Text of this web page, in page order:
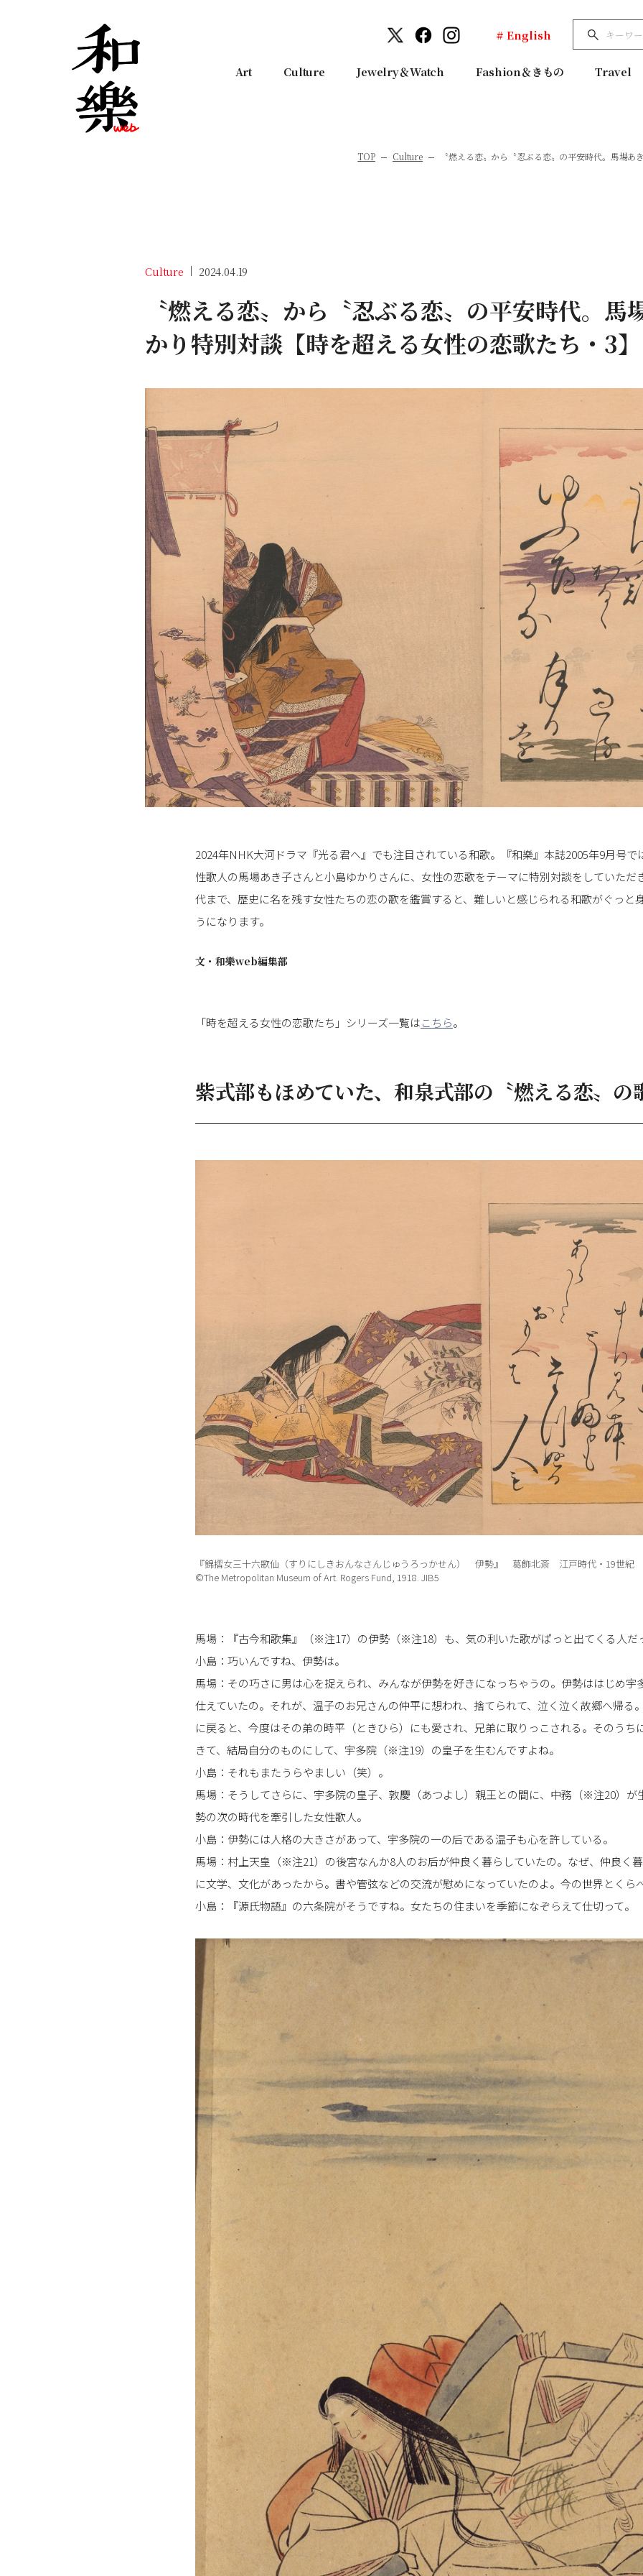
# English
Art Culture Jewelry＆Watch Fashion＆きもの Travel
TOP Culture 〝燃える恋〟から〝忍ぶる恋〟の平安時代。馬場
Culture 2024.04.19
〝燃える恋〟から〝忍ぶる恋〟の平安時代。
かり特別対談【時を超える女性の恋歌たち・3】
2024年NHK大河ドラマ『光る君へ』でも注目されている和歌。『和樂』本誌2005年9月号
性歌人の馬場あき子さんと小島ゆかりさんに、女性の恋歌をテーマに特別対談をしていただ
代まで、歴史に名を残す女性たちの恋の歌を鑑賞すると、難しいと感じられる和歌がぐっと
うになります。
文・ 和樂web編集部
「時を超える女性の恋歌たち」シリーズ一覧はこちら。
紫式部もほめていた、和泉式部の〝燃える恋〟の
『錦摺女三十六歌仙（すりにしきおんなさんじゅうろっかせん） 伊勢』 葛飾北斎 江戸時代・19世
©The Metropolitan Museum of Art. Rogers Fund, 1918. JIB5
馬場：『古今和歌集』（※注17）の伊勢（※注18）も、気の利いた歌がぱっと出てくる人だ
小島：巧いんですね、伊勢は。
馬場：その巧さに男は心を捉えられ、みんなが伊勢を好きになっちゃうの。伊勢ははじめ宇
仕えていたの。それが、温子のお兄さんの仲平に想われ、捨てられて、泣く泣く故郷へ帰る
に戻ると、今度はその弟の時平（ときひら）にも愛され、兄弟に取りっこされる。そのうち
きて、結局自分のものにして、宇多院（※注19）の皇子を生むんですよね。
小島：それもまたうらやましい（笑）。
馬場：そうしてさらに、宇多院の皇子、敦慶（あつよし）親王との間に、中務（※注20）が
勢の次の時代を牽引した女性歌人。
小島：伊勢には人格の大きさがあって、宇多院の一の后である温子も心を許している。
馬場：村上天皇（※注21）の後宮なんか8人のお后が仲良く暮らしていたの。なぜ、仲良く
に文学、文化があったから。書や管弦などの交流が慰めになっていたのよ。今の世界とくら
小島：『源氏物語』の六条院がそうですね。女たちの住まいを季節になぞらえて仕切って。